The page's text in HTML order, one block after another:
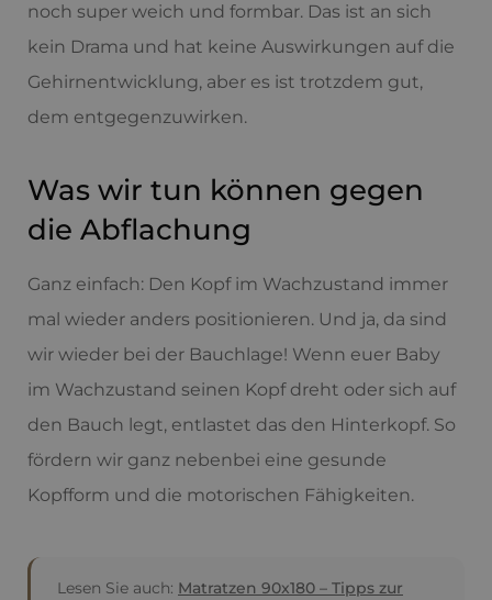
noch super weich und formbar. Das ist an sich
kein Drama und hat keine Auswirkungen auf die
Gehirnentwicklung, aber es ist trotzdem gut,
dem entgegenzuwirken.
Was wir tun können gegen
die Abflachung
Ganz einfach: Den Kopf im Wachzustand immer
mal wieder anders positionieren. Und ja, da sind
wir wieder bei der Bauchlage! Wenn euer Baby
im Wachzustand seinen Kopf dreht oder sich auf
den Bauch legt, entlastet das den Hinterkopf. So
fördern wir ganz nebenbei eine gesunde
Kopfform und die motorischen Fähigkeiten.
Lesen Sie auch: Matratzen 90x180 – Tipps zur